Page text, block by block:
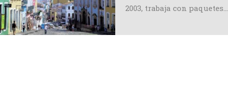
2003, trabaja con paquetes…